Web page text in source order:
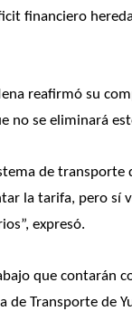
financiero
reafirmó su
no se eliminará
de transporte
la tarifa, pero sí
expresó.
que contarán
de Transporte de